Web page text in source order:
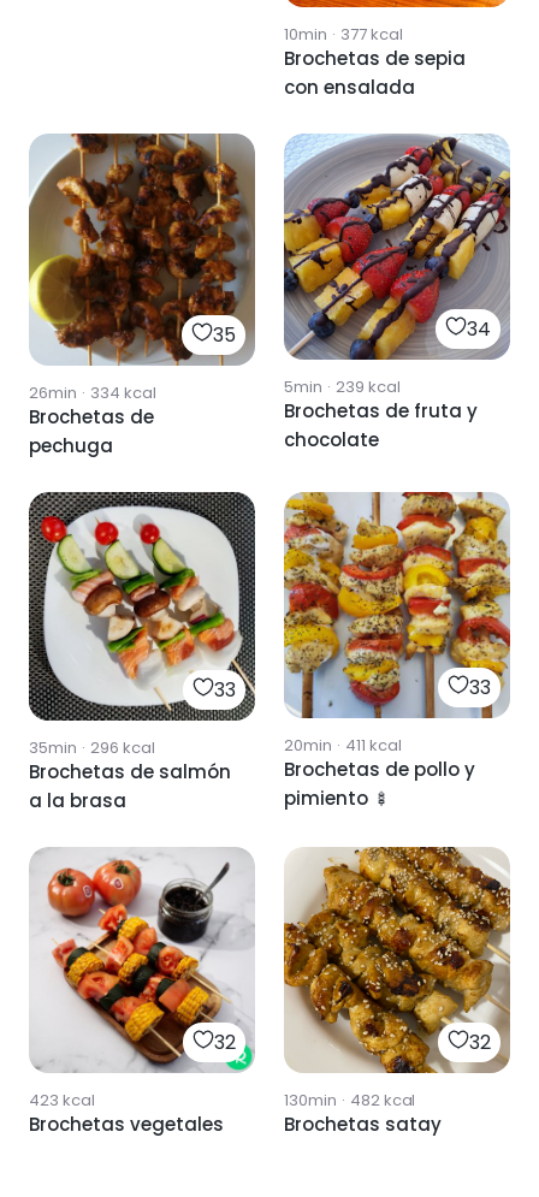
10min · 377kcal
Brochetas de sepia
con ensalada
35
26min · 334 kcal
Brochetas de
pechuga
34
5min · 239 kcal
Brochetas de fruta y
chocolate
33
35min · 296 kcal
Brochetas de salmón
a la brasa
33
20min · 411 kcal
Brochetas de pollo y
pimiento 🍢
32
423 kcal
Brochetas vegetales
32
130min · 482kcal
Brochetas satay